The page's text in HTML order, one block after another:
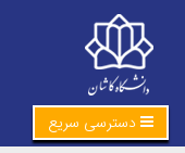
دسترسی سریع